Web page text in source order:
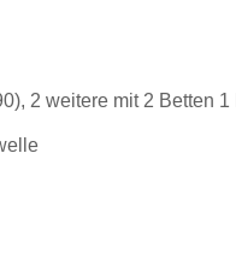
2 weitere mit 2 Betten